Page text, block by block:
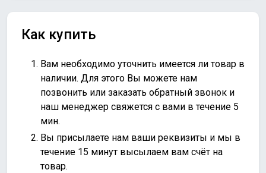
Как купить
Вам необходимо уточнить имеется ли товар в
наличии. Для этого Вы можете нам
позвонить или заказать обратный звонок и
наш менеджер свяжется с вами в течение 5
мин.
Вы присылаете нам ваши реквизиты и мы в
течение 15 минут высылаем вам счёт на
товар.